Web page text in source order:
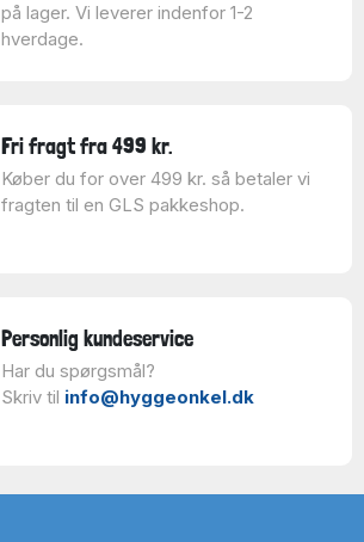
på lager. Vi leverer indenfor 1-2
hverdage.
Fri fragt fra 499 kr.
Køber du for over 499 kr. så betaler vi
fragten til en GLS pakkeshop.
Personlig kundeservice
Har du spørgsmål?
Skriv til info@hyggeonkel.dk